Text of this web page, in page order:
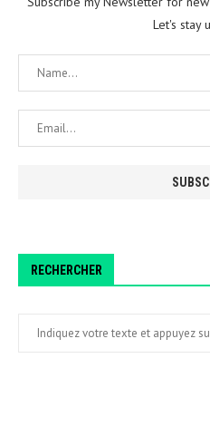
Let's stay
RECHERCHER